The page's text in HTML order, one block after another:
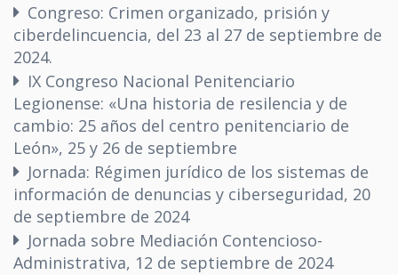
Congreso: Crimen organizado, prisión y
ciberdelincuencia, del 23 al 27 de septiembre de
2024.
IX Congreso Nacional Penitenciario
Legionense: «Una historia de resilencia y de
cambio: 25 años del centro penitenciario de
León», 25 y 26 de septiembre
Jornada: Régimen jurídico de los sistemas de
información de denuncias y ciberseguridad, 20
de septiembre de 2024
Jornada sobre Mediación Contencioso-
Administrativa, 12 de septiembre de 2024